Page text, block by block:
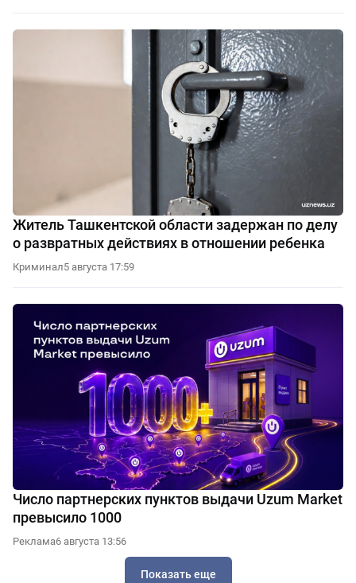
Житель Ташкентской области задержан по делу
о развратных действиях в отношении ребенка
Криминал5 августа 17:59
Число партнерских пунктов выдачи Uzum Market
превысило 1000
Реклама6 августа 13:56
Показать еще